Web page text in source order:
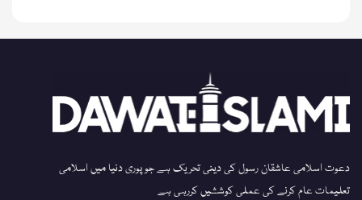
دعوت اسلامی عاشقان رسول کی دینی تحریک ہے جو پوری دنیا میں اسلامی
تعلیمات عام کرنے کی عملی کوششیں کررہی ہے